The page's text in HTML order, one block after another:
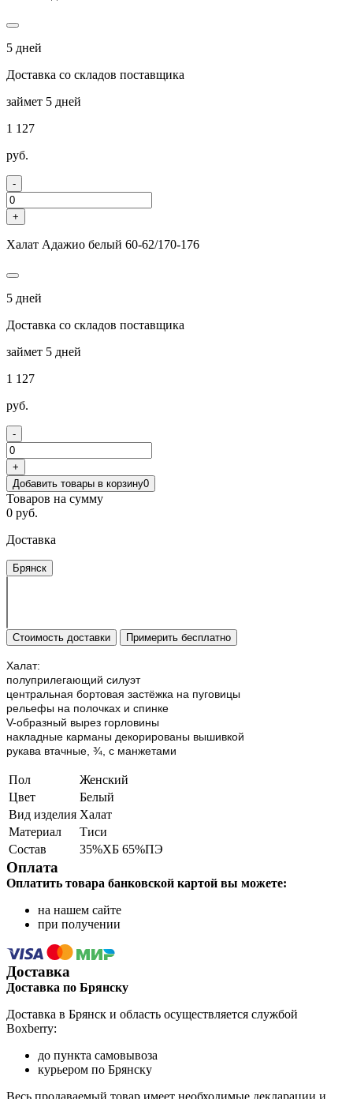
5 дней
Доставка со складов поставщика
займет 5 дней
1 127
руб.
-
+
Халат Адажио белый 60-62/170-176
5 дней
Доставка со складов поставщика
займет 5 дней
1 127
руб.
-
+
Добавить товары в корзину0
Товаров на сумму
0 руб.
Доставка
Брянск
Стоимость доставки Примерить бесплатно
Халат:
полуприлегающий силуэт
центральная бортовая застёжка на пуговицы
рельефы на полочках и спинке
V-образный вырез горловины
накладные карманы декорированы вышивкой
рукава втачные, ¾, с манжетами
Пол
Женский
Цвет
Белый
Вид изделия Халат
Материал
Тиси
Состав
35%ХБ 65%ПЭ
Оплата
Оплатить товара банковской картой вы можете:
на нашем сайте
при получении
Доставка
Доставка по Брянску
Доставка в Брянск и область осуществляется службой
Boxberry:
до пункта самовывоза
курьером по Брянску
Весь продаваемый товар имеет необходимые декларации и